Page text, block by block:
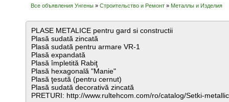
Все объявления Унгены » Строительство и Ремонт » Металлы и Изделия
PLASE METALICE pentru gard si constructii
Plasă sudată zincată
Plasă sudată pentru armare VR-1
Plasă expandată
Plasă împletită Rabiţ
Plasă hexagonală "Manie"
Plasă ţesută (pentru cernut)
Plasă sudată decorativă zincată
PRETURI: http://www.rultehcom.com/ro/catalog/Setki-